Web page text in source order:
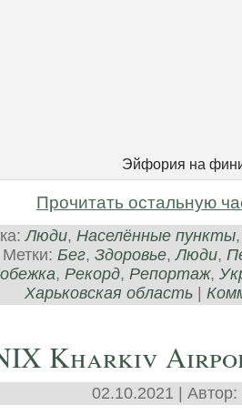
Эйфория на
Прочитать остальную
Люди, Населённые пункты
Метки: Бег, Здоровье,Люди,
, Рекорд, Репортаж,
Харьковская область
Kharkiv
02.10.2021 | Автор: